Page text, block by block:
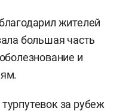
жителей
большая часть
и
за рубеж